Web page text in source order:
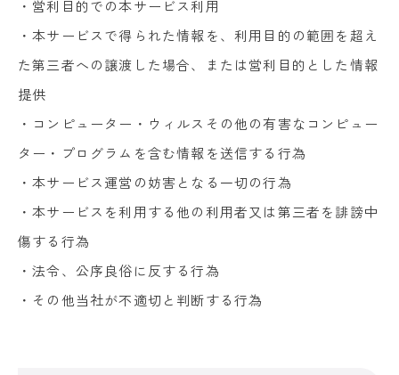
・営利目的での本サービス利用
・本サービスで得られた情報を、利用目的の範囲を超え
た第三者への譲渡した場合、または営利目的とした情報
提供
・コンピューター・ウィルスその他の有害なコンピュー
ター・プログラムを含む情報を送信する行為
・本サービス運営の妨害となる一切の行為
・本サービスを利用する他の利用者又は第三者を誹謗中
傷する行為
・法令、公序良俗に反する行為
・その他当社が不適切と判断する行為